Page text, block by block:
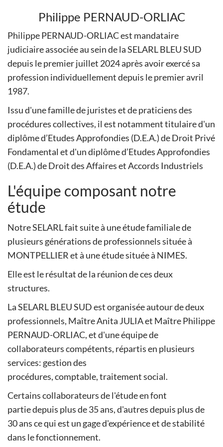
Philippe PERNAUD-ORLIAC
Philippe PERNAUD-ORLIAC est mandataire
judiciaire associée au sein de la SELARL BLEU SUD
depuis le premier juillet 2024 après avoir exercé sa
profession individuellement depuis le premier avril
1987.
Issu d'une famille de juristes et de praticiens des
procédures collectives, il est notamment titulaire d'un
diplôme d’Etudes Approfondies (D.E.A.) de Droit Privé
Fondamental et d'un diplôme d’Etudes Approfondies
(D.E.A.) de Droit des Affaires et Accords Industriels
L'équipe composant notre
étude
Notre SELARL fait suite à une étude familiale de
plusieurs générations de professionnels située à
MONTPELLIER et à une étude située à NIMES.
Elle est le résultat de la réunion de ces deux
structures.
La SELARL BLEU SUD est organisée autour de deux
professionnels, Maître Anita JULIA et Maître Philippe
PERNAUD-ORLIAC, et d'une équipe de
collaborateurs compétents, répartis en plusieurs
services: gestion des
procédures, comptable, traitement social.
Certains collaborateurs de l'étude en font
partie depuis plus de 35 ans, d'autres depuis plus de
30 ans ce qui est un gage d'expérience et de stabilité
dans le fonctionnement.